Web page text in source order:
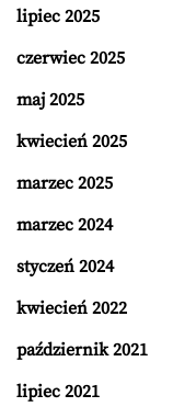
lipiec 2025
czerwiec 2025
maj 2025
kwiecień 2025
marzec 2025
marzec 2024
styczeń 2024
kwiecień 2022
październik 2021
lipiec 2021